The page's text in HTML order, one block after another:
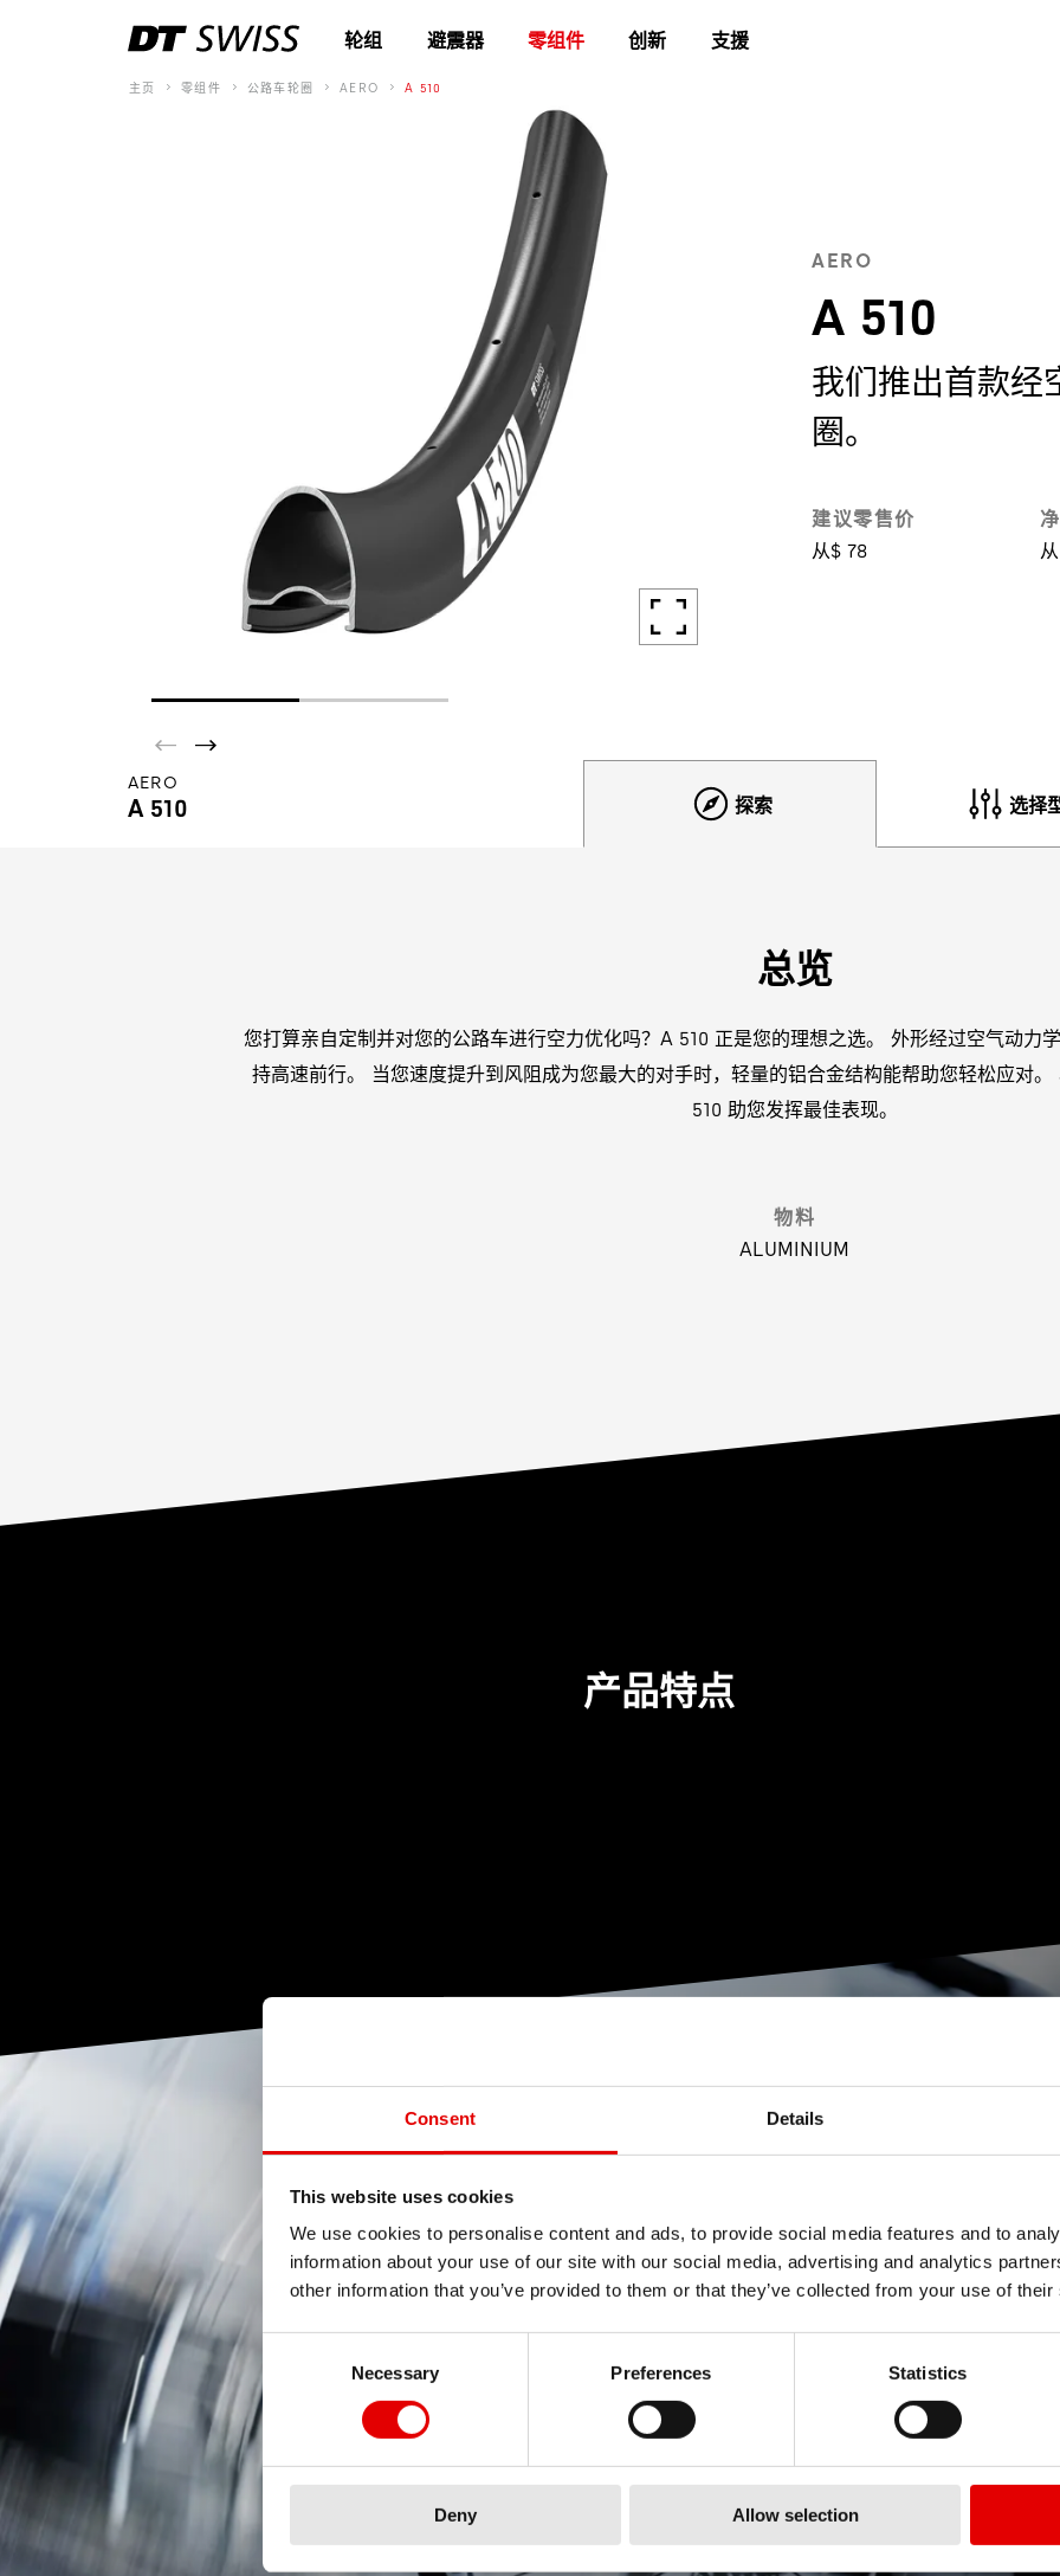
Consent Details
This website uses cookies
We use cookies to personalise content and ads, to provide social media features and to
information about your use of our site with our social media, advertising and analytics
other information that you’ve provided to them or that they’ve collected from your use of
Necessary
Preferences Statistics
Deny Allow selection
轮组 避震器 零组件 创新 支援
主页 零组件 公路车轮圈 AERO A 510
AERO
A 510
我们推出首款经
圈。
建议零售价
从$ 78
AERO
A 510 探索 选择
总览
您打算亲自定制并对您的公路车进行空力优化吗？A 510 正是您的理想之选。 外形经过空气动力
持高速前行。 当您速度提升到风阻成为您最大的对手时，轻量的铝合金结构能帮助您轻松应对
510 助您发挥最佳表现。
物料
ALUMINIUM
产品特点
AERO
我们推出首款经空气动力学